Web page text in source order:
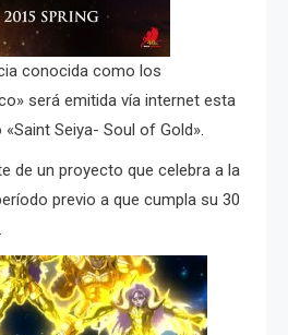
conocida como los
será emitida vía internet esta
Seiya- Soul of Gold».
de un proyecto que celebra a la
previo a que cumpla su 30